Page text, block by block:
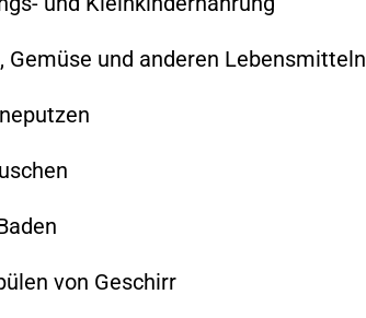
anzeigen
Gemüse und anderen Lebensmitteln
von Geschirr